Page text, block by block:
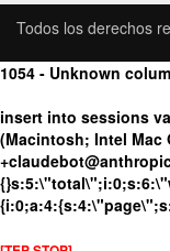
Todos los derechos
1054 - Unknown
insert into sessions
(Macintosh; Intel Mac